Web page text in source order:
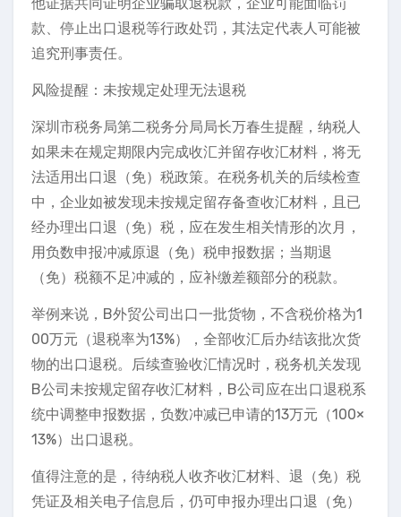
款、停止出口退税等行政处罚，其法定代表人可能被
追究刑事责任。
风险提醒：未按规定处理无法退税
深圳市税务局第二税务分局局长万春生提醒，纳税人
如果未在规定期限内完成收汇并留存收汇材料，将无
法适用出口退（免）税政策。在税务机关的后续检查
中，企业如被发现未按规定留存备查收汇材料，且已
经办理出口退（免）税，应在发生相关情形的次月，
用负数申报冲减原退（免）税申报数据；当期退
（免）税额不足冲减的，应补缴差额部分的税款。
举例来说，B外贸公司出口一批货物，不含税价格为1
00万元（退税率为13%），全部收汇后办结该批次货
物的出口退税。后续查验收汇情况时，税务机关发现
B公司未按规定留存收汇材料，B公司应在出口退税系
统中调整申报数据，负数冲减已申请的13万元（100×
13%）出口退税。
值得注意的是，待纳税人收齐收汇材料、退（免）税
凭证及相关电子信息后，仍可申报办理出口退（免）